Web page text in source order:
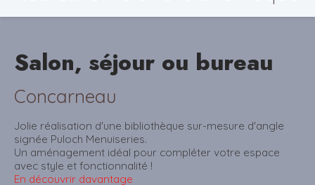
Salon, séjour ou bureau
Concarneau
Jolie réalisation d'une bibliothèque sur-mesure d'angle
signée Puloch Menuiseries.
Un aménagement idéal pour compléter votre espace
avec style et fonctionnalité !
En découvrir davantage